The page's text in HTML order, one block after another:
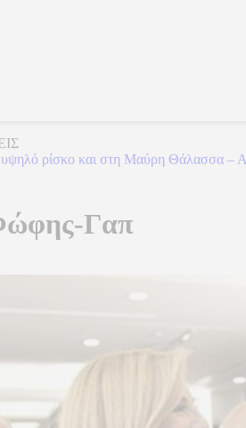
υψηλό ρίσκο και στη Μαύρη Θάλασσα –
Γαπ